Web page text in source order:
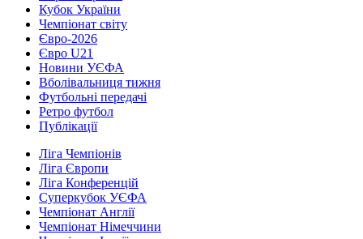
Кубок України
Чемпіонат світу
Євро-2026
Євро U21
Новини УЄФА
Вболівальниця тижня
Футбольні передачі
Ретро футбол
Публікації
Ліга Чемпіонів
Ліга Європи
Ліга Конференцій
Суперкубок УЄФА
Чемпіонат Англії
Чемпіонат Німеччини